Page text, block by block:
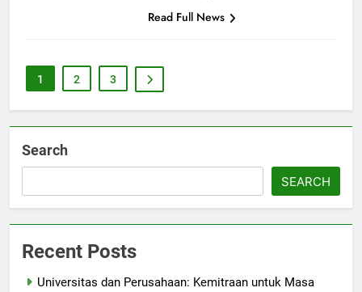
Read Full News
1 2 3
Search
SEARCH
Recent Posts
Universitas dan Perusahaan: Kemitraan untuk Masa